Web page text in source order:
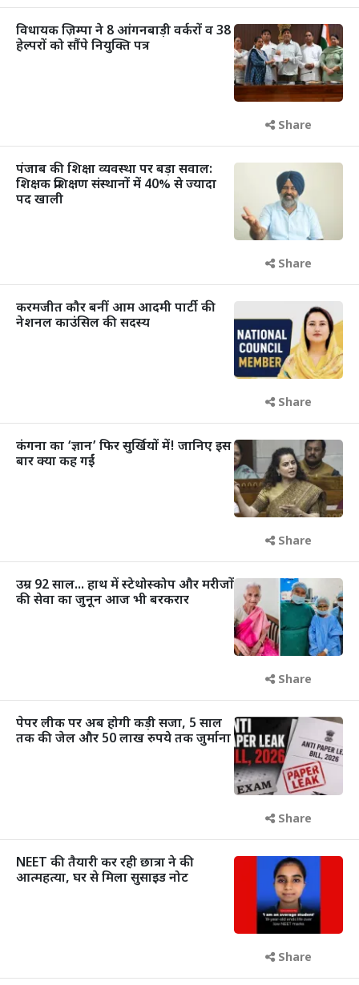
विधायक ज़िम्पा ने 8 आंगनबाड़ी वर्करों व 38
हेल्परों को सौंपे नियुक्ति पत्र
Share
पंजाब की शिक्षा व्यवस्था पर बड़ा सवाल:
शिक्षक प्रशिक्षण संस्थानों में 40% से ज्यादा
पद खाली
Share
करमजीत कौर बनीं आम आदमी पार्टी की
नेशनल काउंसिल की सदस्य
Share
कंगना का ‘ज्ञान’ फिर सुर्खियों में! जानिए इस
बार क्या कह गईं
Share
उम्र 92 साल... हाथ में स्टेथोस्कोप और मरीजों
की सेवा का जुनून आज भी बरकरार
Share
पेपर लीक पर अब होगी कड़ी सजा, 5 साल
तक की जेल और 50 लाख रुपये तक जुर्माना
Share
NEET की तैयारी कर रही छात्रा ने की
आत्महत्या, घर से मिला सुसाइड नोट
Share